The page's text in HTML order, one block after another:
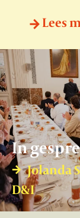
Lees
In
Jolanda
D&I